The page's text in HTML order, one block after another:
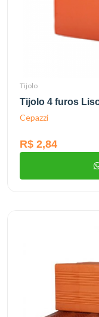
Tijolo
Tijolo 4 furos
Cepazzi
R$ 2,84